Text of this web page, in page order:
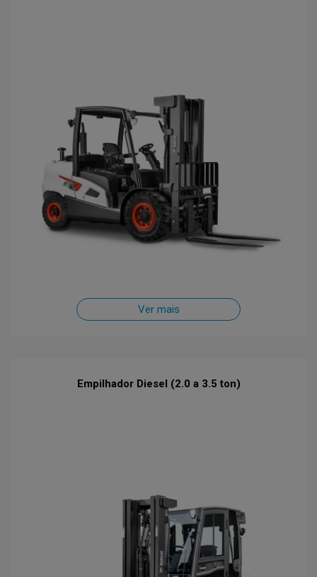
Ver mais
Empilhador Diesel (2.0 a 3.5 ton)